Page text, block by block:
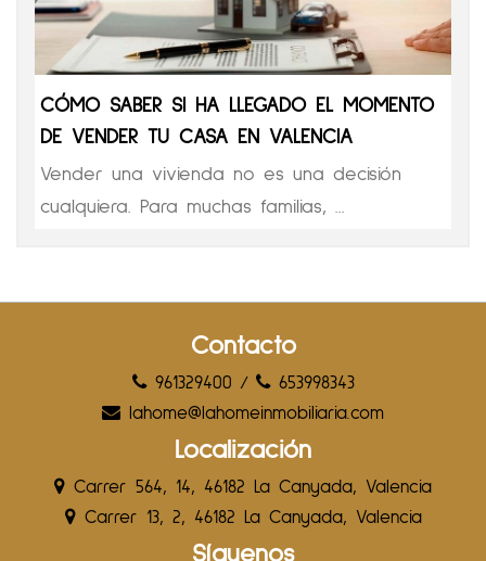
CÓMO SABER SI HA LLEGADO EL MOMENTO
DE VENDER TU CASA EN VALENCIA
Vender una vivienda no es una decisión
cualquiera. Para muchas familias, ...
Contacto
961329400 /
653998343
lahome@lahomeinmobiliaria.com
Localización
Carrer 564, 14, 46182 La Canyada, Valencia
Carrer 13, 2, 46182 La Canyada, Valencia
Síguenos